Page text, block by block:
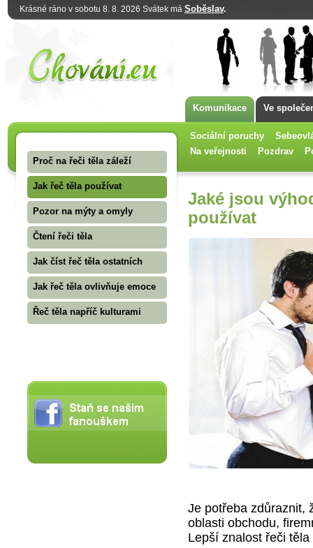
Krásné ráno v sobotu 8. 8. 2026 Svátek má Soběslav.
Komunikace Ve
Sociální poruchy
Na veřejnosti
Pozdrav
Proč na řeči těla záleží
Jak řeč těla používat
Pozor na mýty a omyly
Čtení řeči těla
Jak číst řeč těla ostatních
Jak řeč těla ovlivňuje emoce
Řeč těla napříč kulturami
Jaké jsou
používat
Je potřeba zdůraznit,
oblasti obchodu,
Lepší znalost řeči